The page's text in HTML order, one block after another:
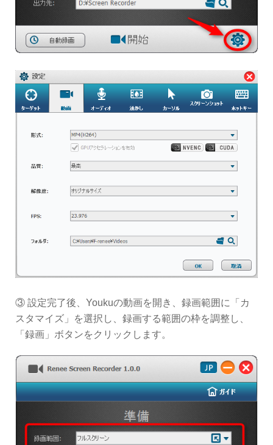
③ 設定完了後、Youkuの動画を開き、録画範囲に「カ
スタマイズ」を選択し、録画する範囲の枠を調整し、
「録画」ボタンをクリックします。